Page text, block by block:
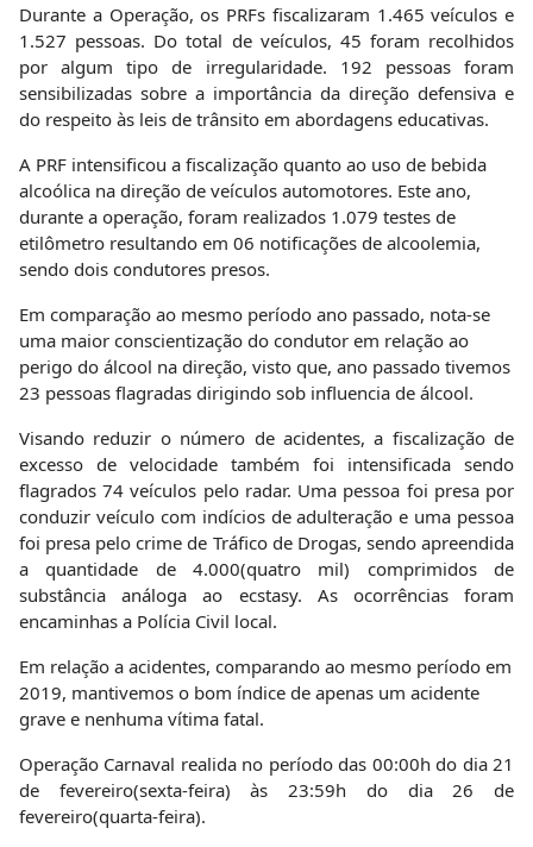
Durante a Operação, os PRFs fiscalizaram 1.465 veículos e
1.527 pessoas. Do total de veículos, 45 foram recolhidos
por algum tipo de irregularidade. 192 pessoas foram
sensibilizadas sobre a importância da direção defensiva e
do respeito às leis de trânsito em abordagens educativas.
A PRF intensificou a fiscalização quanto ao uso de bebida
alcoólica na direção de veículos automotores. Este ano,
durante a operação, foram realizados 1.079 testes de
etilômetro resultando em 06 notificações de alcoolemia,
sendo dois condutores presos.
Em comparação ao mesmo período ano passado, nota-se
uma maior conscientização do condutor em relação ao
perigo do álcool na direção, visto que, ano passado tivemos
23 pessoas flagradas dirigindo sob influencia de álcool.
Visando reduzir o número de acidentes, a fiscalização de
excesso de velocidade também foi intensificada sendo
flagrados 74 veículos pelo radar. Uma pessoa foi presa por
conduzir veículo com indícios de adulteração e uma pessoa
foi presa pelo crime de Tráfico de Drogas, sendo apreendida
a quantidade de 4.000(quatro mil) comprimidos de
substância análoga ao ecstasy. As ocorrências foram
encaminhas a Polícia Civil local.
Em relação a acidentes, comparando ao mesmo período em
2019, mantivemos o bom índice de apenas um acidente
grave e nenhuma vítima fatal.
Operação Carnaval realida no período das 00:00h do dia 21
de fevereiro(sexta-feira) às 23:59h do dia 26 de
fevereiro(quarta-feira).